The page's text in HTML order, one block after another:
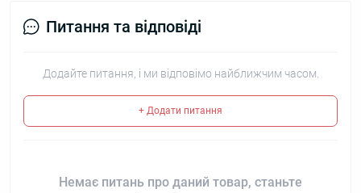
Питання та відповіді
Додайте питання, і ми відповімо найближчим часом.
+ Додати питання
Немає питань про даний товар, станьте